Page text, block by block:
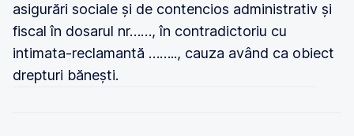
asigurări sociale și de contencios administrativ și
fiscal în dosarul nr……, în contradictoriu cu
intimata-reclamantă …….., cauza având ca obiect
drepturi bănești.